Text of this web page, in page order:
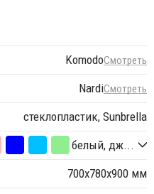
KomodoСмотреть
NardiСмотреть
стеклопластик, Sunbrella
белый, дж...
700х780х900 мм